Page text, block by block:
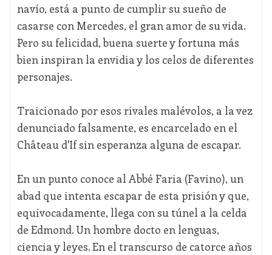
navío, está a punto de cumplir su sueño de
casarse con Mercedes, el gran amor de su vida.
Pero su felicidad, buena suerte y fortuna más
bien inspiran la envidia y los celos de diferentes
personajes.
Traicionado por esos rivales malévolos, a la vez
denunciado falsamente, es encarcelado en el
Château d'If sin esperanza alguna de escapar.
En un punto conoce al Abbé Faria (Favino), un
abad que intenta escapar de esta prisión y que,
equivocadamente, llega con su túnel a la celda
de Edmond. Un hombre docto en lenguas,
ciencia y leyes. En el transcurso de catorce años